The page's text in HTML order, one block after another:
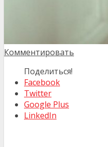
Комментировать
Поделиться!
Facebook
Twitter
Google Plus
LinkedIn